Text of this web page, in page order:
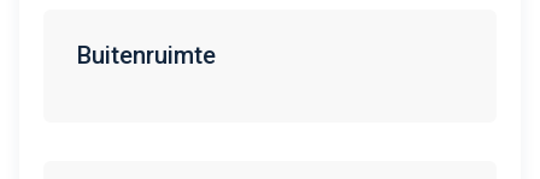
Buitenruimte